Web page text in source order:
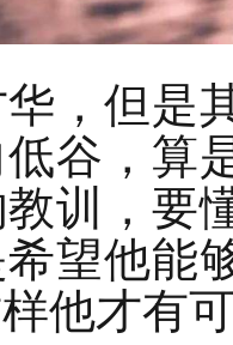
，但是
谷，算
训，要
望他能
他才有